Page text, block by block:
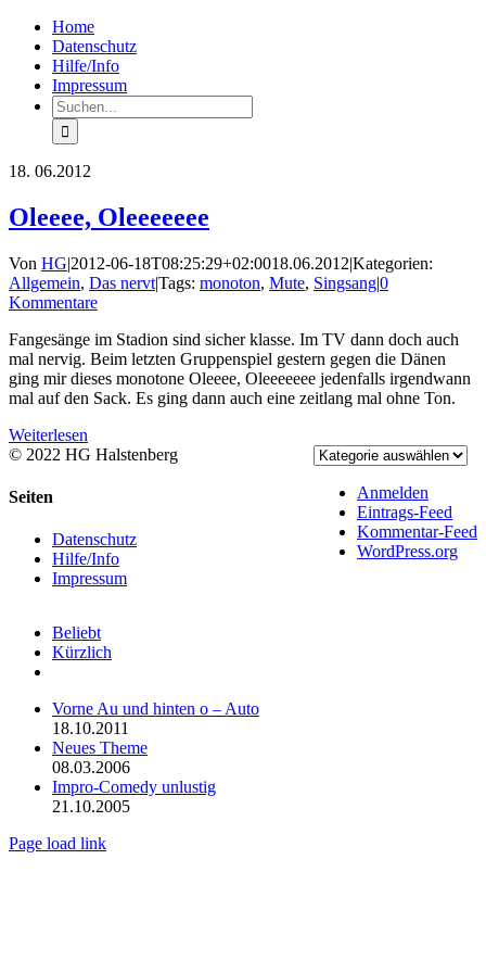
Zum
Inhalt
springen
FacebookHome
Datenschutz
Hilfe/Info
Impressum
Suche
nach:
18. 06.2012
Oleeee, Oleeeeeee
Von HG|2012-06-18T08:25:29+02:0018.06.2012|Kategorien:
Allgemein, Das nervt|Tags: monoton, Mute, Singsang|0
Kommentare
Fangesänge im Stadion sind sicher klasse. Im TV dann doch auch
mal nervig. Beim letzten Gruppenspiel gestern gegen die Dänen
ging mir dieses monotone Oleeee, Oleeeeeee jedenfalls irgendwann
mal auf den Sack. Es ging dann auch eine zeitlang mal ohne Ton.
Weiterlesen
Anmelden
Eintrags-Feed
Kommentar-Feed
WordPress.org
© 2022 HG Halstenberg
Toggle
Area
Seiten
Datenschutz
Hilfe/Info
Impressum
Beliebt
Kürzlich
Vorne Au und hinten o – Auto
18.10.2011
Neues Theme
08.03.2006
Impro-Comedy unlustig
21.10.2005
Page load link